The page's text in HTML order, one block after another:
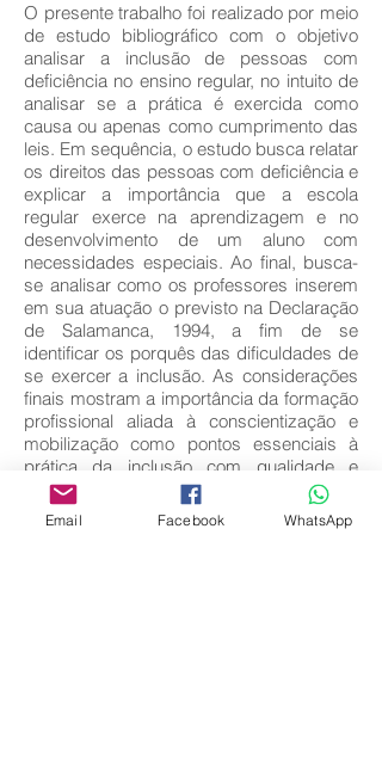
O presente trabalho foi realizado por meio
de estudo bibliográfico com o objetivo
analisar a inclusão de pessoas com
deficiência no ensino regular, no intuito de
analisar se a prática é exercida como
causa ou apenas como cumprimento das
leis. Em sequência, o estudo busca relatar
os direitos das pessoas com deficiência e
explicar a importância que a escola
regular exerce na aprendizagem e no
desenvolvimento de um aluno com
necessidades especiais. Ao final, busca-
se analisar como os professores inserem
em sua atuação o previsto na Declaração
de Salamanca, 1994, a fim de se
identificar os porquês das dificuldades de
se exercer a inclusão. As considerações
finais mostram a importância da formação
profissional aliada à conscientização e
mobilização como pontos essenciais à
prática da inclusão com qualidade e
integridade.
Key words:
Email Facebook WhatsApp